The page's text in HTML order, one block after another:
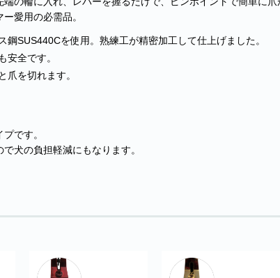
愛用の必需品。
SUS440Cを使用。熟練工が精密加工して仕上げました。
安全です。
爪を切れます。
です。
犬の負担軽減にもなります。